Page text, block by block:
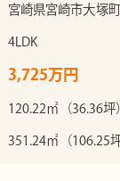
宮崎県宮崎市大塚
4LDK
3,725万円
120.22㎡（36.36坪
351.24㎡（106.25坪